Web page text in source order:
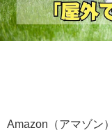
Amazon（アマゾン